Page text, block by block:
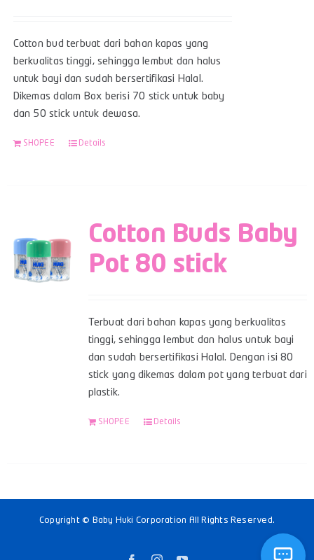
Cotton bud terbuat dari bahan kapas yang
berkualitas tinggi, sehingga lembut dan halus
untuk bayi dan sudah bersertifikasi Halal.
Dikemas dalam Box berisi 70 stick untuk baby
dan 50 stick untuk dewasa.
SHOPEE Details
Cotton Buds Baby
Pot 80 stick
Terbuat dari bahan kapas yang berkualitas
tinggi, sehingga lembut dan halus untuk bayi
dan sudah bersertifikasi Halal. Dengan isi 80
stick yang dikemas dalam pot yang terbuat dari
plastik.
SHOPEE Details
Copyright © Baby Huki Corporation All Rights Reserved.